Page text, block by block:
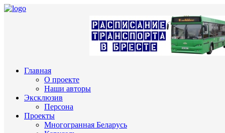
Главная
О проекте
Наши авторы
Эксклюзив
Персона
Проекты
Многогранная Беларусь